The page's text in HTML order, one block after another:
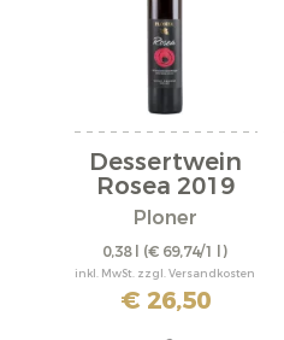
Dessertwein
Rosea 2019
Ploner
0,38 l (€ 69,74/1 l)
inkl. MwSt. zzgl. Versandkosten
€ 26,50